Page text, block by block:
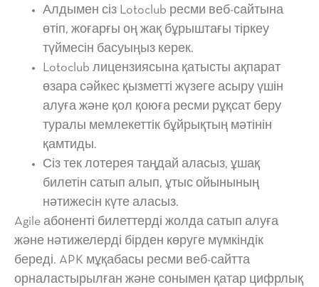
Алдымен сіз Lotoclub ресми веб-сайтына
өтіп, жоғарғы оң жақ бұрыштағы тіркеу
түймесін басуыңыз керек.
Lotoclub лицензиясына қатысты ақпарат
өзара сәйкес қызметті жүзеге асыру үшін
алуға және қол қоюға ресми рұқсат беру
туралы мемлекеттік бұйрықтың мәтінін
қамтиды.
Сіз тек лотерея таңдай аласыз, ұшақ
билетін сатып алып, ұтыс ойынының
нәтижесін күте аласыз.
Agile абоненті билеттерді жолда сатып алуға
және нәтижелерді бірден көруге мүмкіндік
береді. APK мұқабасы ресми веб-сайтта
орналастырылған және сонымен қатар цифрлық